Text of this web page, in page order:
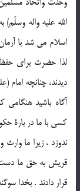
الله عليه واله
اسلام مي شد با
لذا حضرت براي
ديدند، چنانچه امام
آگاه باشيد هنگامي
كسي با ما در بارة
ندوزد ، زيرا ما
قريش به حق ما دست
قرار دادند . بخدا